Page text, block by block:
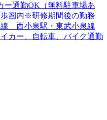
ー通勤OK（無料駐車場あ
圏内※研修期間後の勤務
西小泉駅・東武小泉線
カー、自転車、バイク通勤